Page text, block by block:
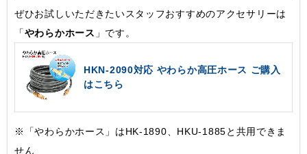
ぜひお試しいただきたいスタッフおすすめのアクセサリーは
「やわらかホース 」です。
HKN-2090対応 やわらか高圧ホース ご購入
はこちら
※「やわらかホース」はHK-1890、HKU-1885と共用できま
せん